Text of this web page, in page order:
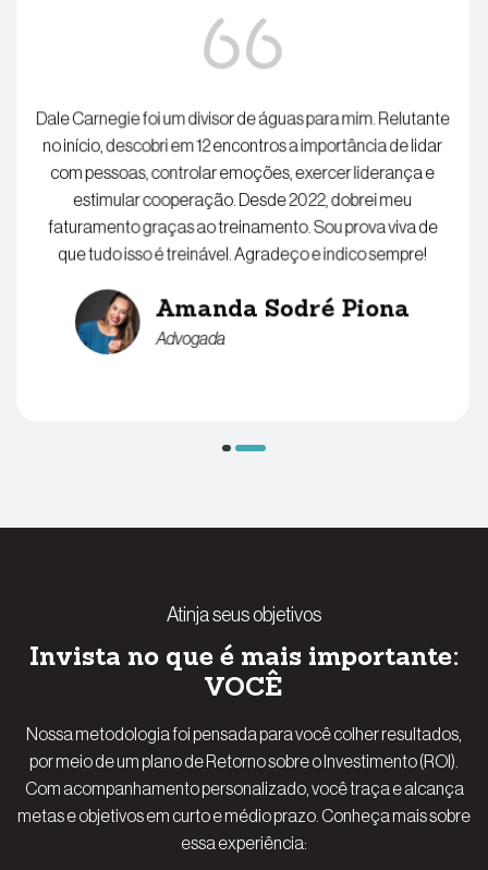
Dale Carnegie foi um divisor de águas para mim. Relutante
no início, descobri em 12 encontros a importância de lidar
com pessoas, controlar emoções, exercer liderança e
estimular cooperação. Desde 2022, dobrei meu
faturamento graças ao treinamento. Sou prova viva de
que tudo isso é treinável. Agradeço e indico sempre!
Amanda Sodré Piona
Advogada
Atinja seus objetivos
Invista no que é mais importante:
VOCÊ
Nossa metodologia foi pensada para você colher resultados,
por meio de um plano de Retorno sobre o Investimento (ROI).
Com acompanhamento personalizado, você traça e alcança
metas e objetivos em curto e médio prazo. Conheça mais sobre
essa experiência: